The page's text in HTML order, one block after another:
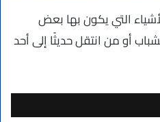
التي يكون بها بعض
أو من انتقل حديثًا إلى أحد